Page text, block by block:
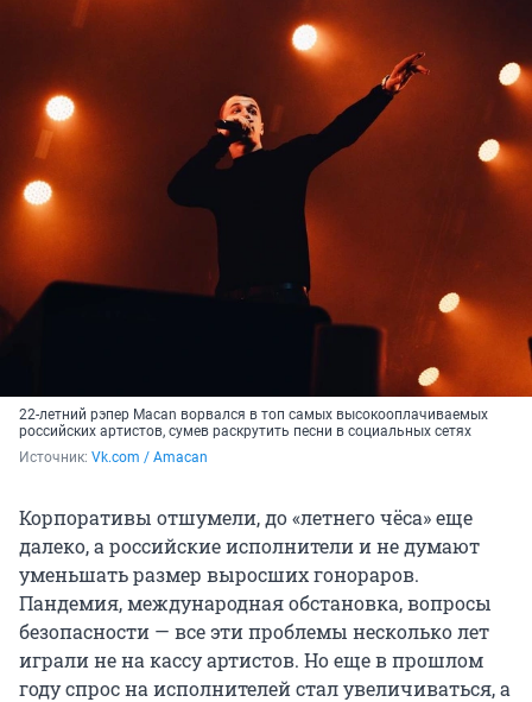
22-летний рэпер Macan ворвался в топ самых высокооплачиваемых
российских артистов, сумев раскрутить песни в социальных сетях
Источник: Vk.com / Amacan
Корпоративы отшумели, до «летнего чёса» еще
далеко, а российские исполнители и не думают
уменьшать размер выросших гонораров.
Пандемия, международная обстановка, вопросы
безопасности — все эти проблемы несколько лет
играли не на кассу артистов. Но еще в прошлом
году спрос на исполнителей стал увеличиваться, а